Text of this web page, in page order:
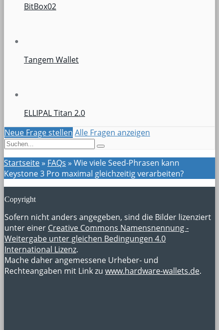
BitBox02
Tangem Wallet
ELLIPAL Titan 2.0
Neue Frage stellen Alle Fragen anzeigen
Startseite» FAQs » Wie viele Seed-Phrasen kann
Keystone 3 Pro maximal gleichzeitig verarbeiten?
Copyright
Sofern nicht anders angegeben, sind die Bilder lizenziert
unter einer Creative Commons Namensnennung -
Weitergabe unter gleichen Bedingungen 4.0
International Lizenz.
Mache daher angemessene Urheber- und
Rechteangaben mit Link zu www.hardware-wallets.de.